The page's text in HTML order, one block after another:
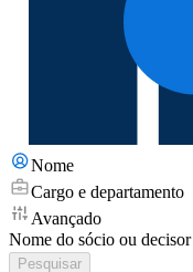
Nome
Cargo e departamento
Avançado
Nome do sócio ou decisor
Pesquisar